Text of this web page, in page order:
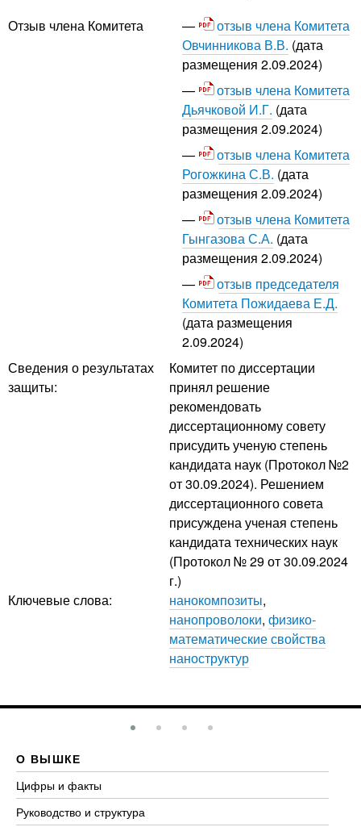
Отзыв члена Комитета
отзыв члена Комитета
Овчинникова В.В. (дата
размещения 2.09.2024)
отзыв члена Комитета
Дьячковой И.Г. (дата
размещения 2.09.2024)
отзыв члена Комитета
Рогожкина С.В. (дата
размещения 2.09.2024)
отзыв члена Комитета
Гынгазова С.А. (дата
размещения 2.09.2024)
отзыв председателя
Комитета Пожидаева Е.Д.
(дата размещения
2.09.2024)
Сведения о результатах
защиты:
Комитет по диссертации
принял решение
рекомендовать
диссертационному совету
присудить ученую степень
кандидата наук (Протокол №2
от 30.09.2024). Решением
диссертационного совета
присуждена ученая степень
кандидата технических наук
(Протокол № 29 от 30.09.2024
г.)
Ключевые слова:
нанокомпозиты,
нанопроволоки, физико-
математические свойства
наноструктур
О ВЫШКЕ
Цифры и факты
Руководство и структура